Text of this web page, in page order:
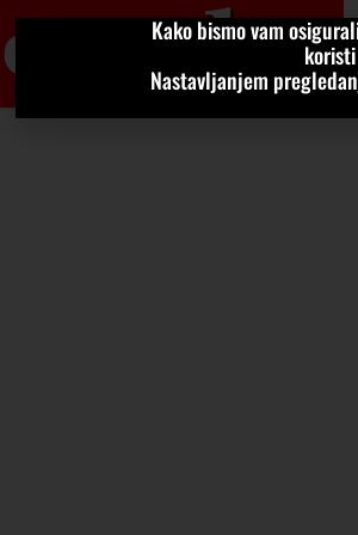
Kako bismo vam
Nastavljanjem